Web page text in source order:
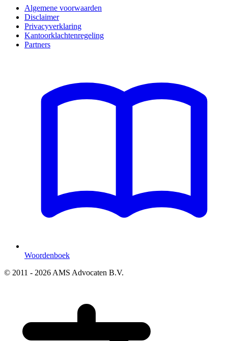
Algemene voorwaarden
Disclaimer
Privacyverklaring
Kantoorklachtenregeling
Partners
Woordenboek
© 2011 - 2026 AMS Advocaten B.V.